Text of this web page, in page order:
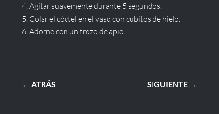
Agitar suavemente durante 5 segundos.
Colar el cóctel en el vaso con cubitos de hielo.
Adorne con un trozo de apio.
← ATRÁS SIGUIENTE →